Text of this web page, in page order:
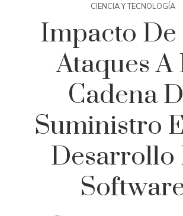
CIENCIA Y TECNOLOGÍA
Impacto De
Ataques A
Cadena
Suministro
Desarrollo